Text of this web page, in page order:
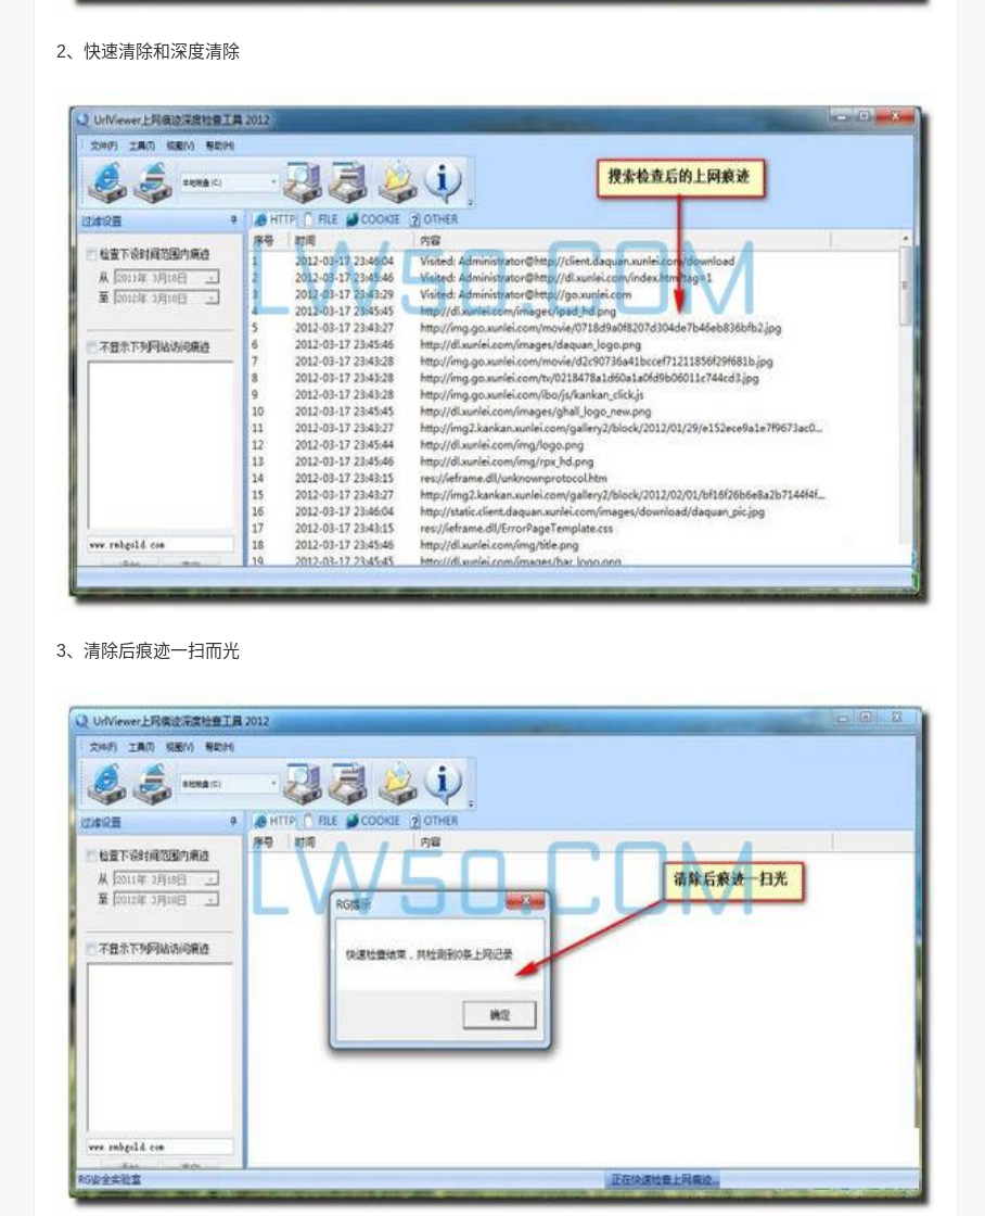
2、快速清除和深度清除
3、清除后痕迹一扫而光